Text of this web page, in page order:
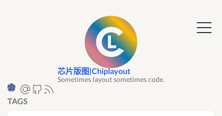
芯片版图|Chiplayout
Sometimes layout sometimes code.
TAGS